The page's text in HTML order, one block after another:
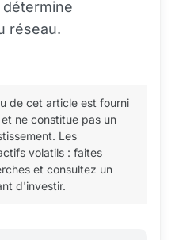
détermine
réseau.
de cet article est fourni
ne constitue pas un
Les
volatils : faites
et consultez un
d'investir.